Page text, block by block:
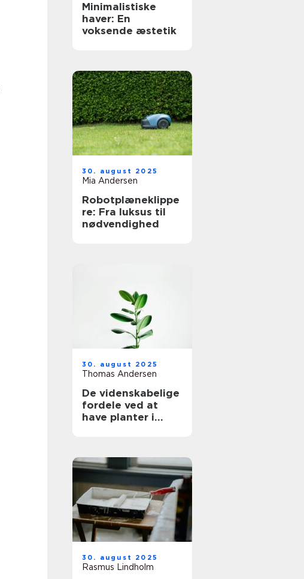
Minimalistiske
haver: En
voksende æstetik
30. august 2025
Mia Andersen
Robotplæneklippe
re: Fra luksus til
nødvendighed
30. august 2025
Thomas Andersen
De videnskabelige
fordele ved at
have planter i
30. august 2025
Rasmus Lindholm